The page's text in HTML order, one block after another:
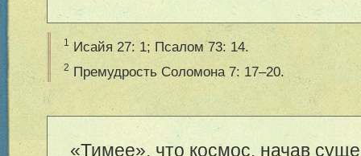
1 Исайя 27: 1; Псалом 73: 14.
2 Премудрость Соломона 7: 17–20.
«Тимее», что космос, начав